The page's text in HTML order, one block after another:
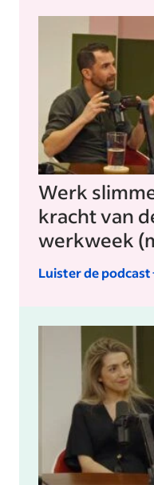
Werk
kracht van
werkweek
Luister de podcast